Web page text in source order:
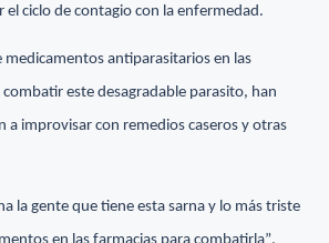
el ciclo de contagio con la enfermedad.
medicamentos antiparasitarios en las
este desagradable parasito, han
a improvisar con remedios caseros y otras
la gente que tiene esta sarna y lo más triste